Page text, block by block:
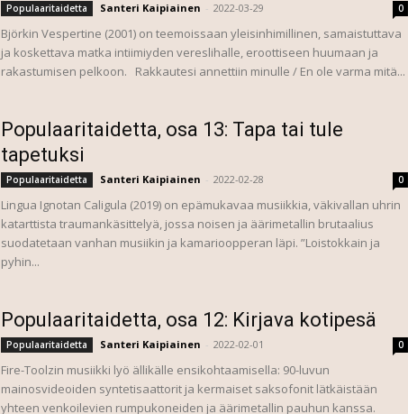
Populaaritaidetta Santeri Kaipiainen - 2022-03-29 0
Björkin Vespertine (2001) on teemoissaan yleisinhimillinen, samaistuttava
ja koskettava matka intiimiyden vereslihalle, eroottiseen huumaan ja
rakastumisen pelkoon. Rakkautesi annettiin minulle / En ole varma mitä...
Populaaritaidetta, osa 13: Tapa tai tule
tapetuksi
Populaaritaidetta Santeri Kaipiainen - 2022-02-28 0
Lingua Ignotan Caligula (2019) on epämukavaa musiikkia, väkivallan uhrin
katarttista traumankäsittelyä, jossa noisen ja äärimetallin brutaalius
suodatetaan vanhan musiikin ja kamarioopperan läpi. ”Loistokkain ja
pyhin...
Populaaritaidetta, osa 12: Kirjava kotipesä
Populaaritaidetta Santeri Kaipiainen - 2022-02-01 0
Fire-Toolzin musiikki lyö ällikälle ensikohtaamisella: 90-luvun
mainosvideoiden syntetisaattorit ja kermaiset saksofonit lätkäistään
yhteen venkoilevien rumpukoneiden ja äärimetallin pauhun kanssa.